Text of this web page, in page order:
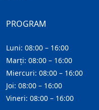
PROGRAM
Luni: 08:00 – 16:00
Marți: 08:00 – 16:00
Miercuri: 08:00 – 16:00
Joi: 08:00 – 16:00
Vineri: 08:00 – 16:00